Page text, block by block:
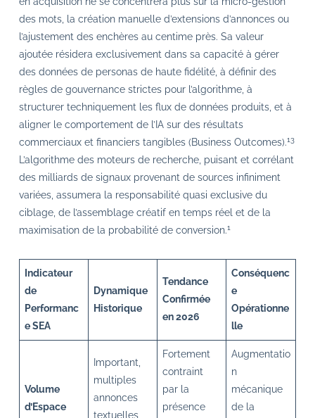
des mots, la création manuelle d’extensions d’annonces ou
l’ajustement des enchères au centime près. Sa valeur
ajoutée résidera exclusivement dans sa capacité à gérer
des données de personas de haute fidélité, à définir des
règles de gouvernance strictes pour l’algorithme, à
structurer techniquement les flux de données produits, et à
aligner le comportement de l’IA sur des résultats
commerciaux et financiers tangibles (Business Outcomes).13
L’algorithme des moteurs de recherche, puisant et corrélant
des milliards de signaux provenant de sources infiniment
variées, assumera la responsabilité quasi exclusive du
ciblage, de l’assemblage créatif en temps réel et de la
maximisation de la probabilité de conversion.1
Indicateur
de
Performanc
e SEA
Dynamique
Historique
Tendance
Confirmée
en 2026
Conséquenc
e
Opérationne
lle
Volume
d’Espace
Important,
multiples
annonces
textuelles
Fortement
contraint
par la
présence
Augmentatio
n
mécanique
de la